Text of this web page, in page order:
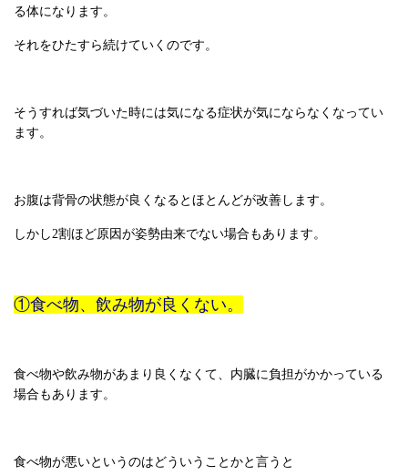
る体になります。
それをひたすら続けていくのです。
そうすれば気づいた時には気になる症状が気にならなくなってい
ます。
お腹は背骨の状態が良くなるとほとんどが改善します。
しかし2割ほど原因が姿勢由来でない場合もあります。
①食べ物、飲み物が良くない。
食べ物や飲み物があまり良くなくて、内臓に負担がかかっている
場合もあります。
食べ物が悪いというのはどういうことかと言うと